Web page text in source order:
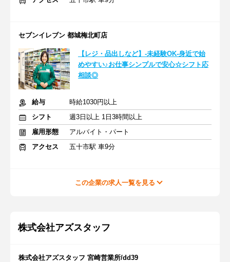
セブンイレブン 都城梅北町店
【レジ・品出しなど】-未経験OK-身近で始
めやすい♪お仕事シンプルで安心☆シフト応
相談◎
給与
時給1030円以上
シフト
週3日以上 1日3時間以上
雇用形態
アルバイト・パート
アクセス
五十市駅 車9分
この企業の求人一覧を見る
株式会社アズスタッフ
株式会社アズスタッフ 宮崎営業所/dd39